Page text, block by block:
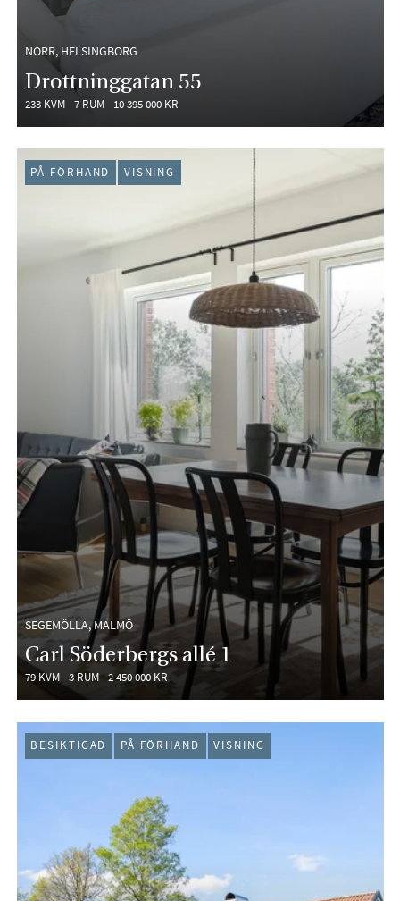
NORR, HELSINGBORG
Drottninggatan 55
233 KVM 7 RUM 10 395 000 KR
SEGEMÖLLA, MALMÖ
Carl Söderbergs allé 1
79 KVM 3 RUM 2 450 000 KR
PÅ FÖRHAND VISNING
BESIKTIGAD PÅ FÖRHAND VISNING